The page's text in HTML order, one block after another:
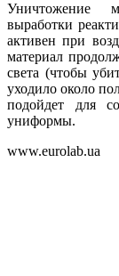
Уничтожение
выработки
активен при
материал
света (чтобы
уходило около
подойдет для
униформы.
www.eurolab.ua